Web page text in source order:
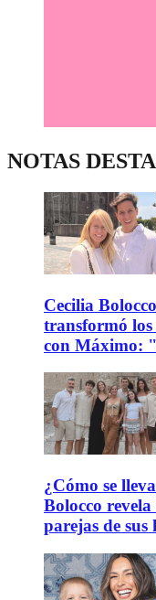
NOTAS
Cecilia
transformó los
con Máximo:
¿Cómo se
Bolocco revela
parejas de sus